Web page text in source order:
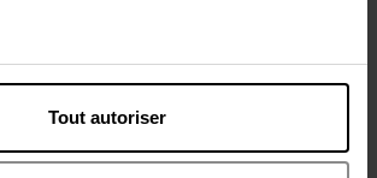
Tout autoriser